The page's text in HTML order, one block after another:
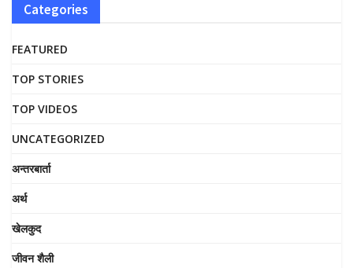
Categories
FEATURED
TOP STORIES
TOP VIDEOS
UNCATEGORIZED
अन्तरबार्ता
अर्थ
खेलकुद
जीवन शैली